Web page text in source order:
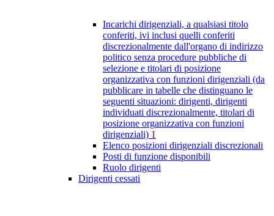
Incarichi dirigenziali, a qualsiasi titolo
conferiti, ivi inclusi quelli conferiti
discrezionalmente dall'organo di indirizzo
politico senza procedure pubbliche di
selezione e titolari di posizione
organizzativa con funzioni dirigenziali (da
pubblicare in tabelle che distinguano le
seguenti situazioni: dirigenti, dirigenti
individuati discrezionalmente, titolari di
posizione organizzativa con funzioni
dirigenziali) 1
Elenco posizioni dirigenziali discrezionali
Posti di funzione disponibili
Ruolo dirigenti
Dirigenti cessati